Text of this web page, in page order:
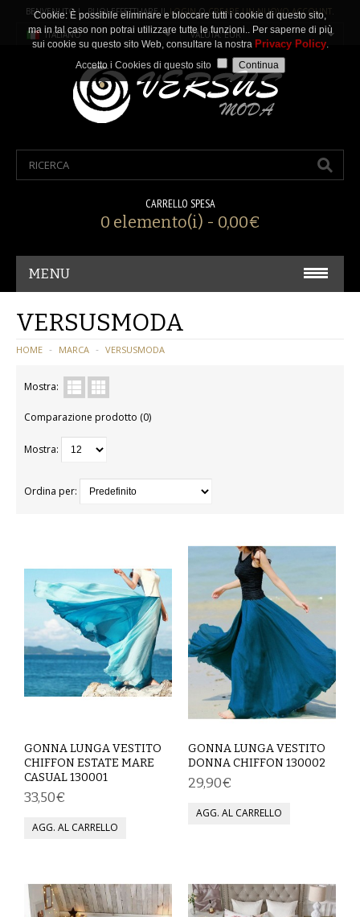
BENVENUTO ! PUOI EFFETTUARE ILLOGINOCREARE UN NUOVO ACCOUNT .
ITALIANO VALUTA: EUR
CARRELLO SPESA
0 elemento(i) - 0,00€
MENU
CARNEVALE/ COSPLAY
ACCESSORI
BAMBINA
BAMBINO
DONNA
PARRUCCHE
BAMBINA
BAMBINO
DONNA
SPETTACOLO
ABITI TEATRALI
SPOSA
VERSUSMODA
HOME MARCA VERSUSMODA
Mostra:
Comparazione prodotto (0)
Mostra:
Ordina per:
GONNA LUNGA VESTITO
CHIFFON ESTATE MARE
CASUAL 130001
33,50€
GONNA LUNGA VESTITO
DONNA CHIFFON 130002
29,90€
Cookie: È possibile eliminare e bloccare tutti i cookie di questo sito,
ma in tal caso non potrai utilizzare tutte le funzioni.. Per saperne di più
sui cookie su questo sito Web, consultare la nostra Privacy Policy.
Accetto i Cookies di questo sito